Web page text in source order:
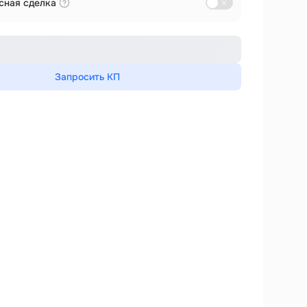
сделка
Запросить КП